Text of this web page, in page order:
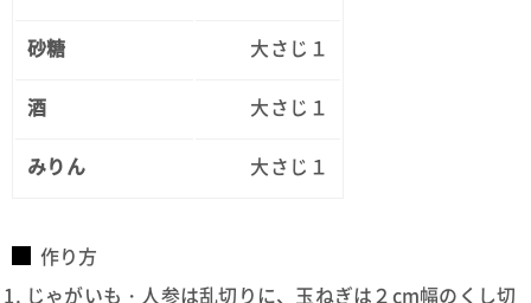
砂糖 大さじ１
酒 大さじ１
みりん 大さじ１
作り方
じゃがいも・人参は乱切りに、玉ねぎは２cm幅のくし切